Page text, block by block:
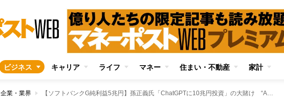
ビジネス キャリア ライフ マネー 住まい・不動産 家計
企業・業界 【ソフトバンクG純利益5兆円】孫正義氏「ChatGPTに10兆円投資」の大賭け “AI全振り”は巨額の儲けが期待できるがリスクも肥大化 想起される「3年前の大損失」